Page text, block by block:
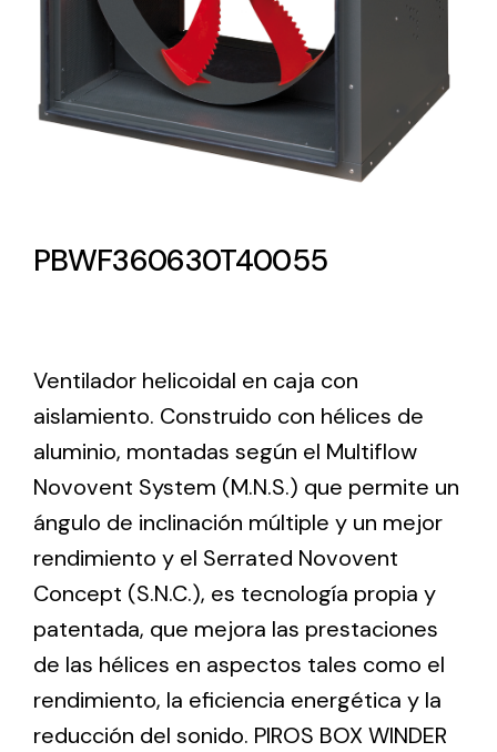
Ventilation
The incorporation of Novovent into the group
meant a greater offer of ventilation products for
different uses
Iluminación Solar
Variedad de soluciones solares para todo tipo
de necesidades.
PBWF360630T40055
Ventilador helicoidal en caja con
aislamiento. Construido con hélices de
aluminio, montadas según el Multiflow
Novovent System (M.N.S.) que permite un
ángulo de inclinación múltiple y un mejor
rendimiento y el Serrated Novovent
Concept (S.N.C.), es tecnología propia y
patentada, que mejora las prestaciones
de las hélices en aspectos tales como el
rendimiento, la eficiencia energética y la
reducción del sonido. PIROS BOX WINDER